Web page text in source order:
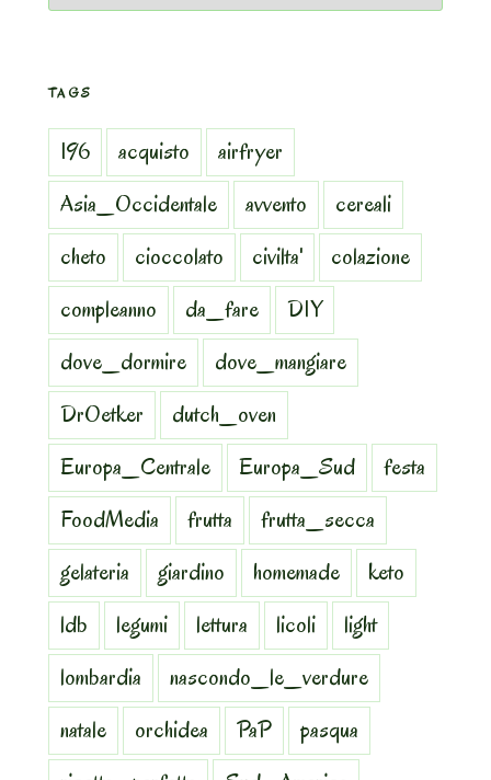
TAGS
196 acquisto
airfryer
Asia_Occidentale
avvento
cereali
cheto
cioccolato civilta'
colazione
compleanno
da_fare
DIY
dove_dormire
dove_mangiare
DrOetker
dutch_oven
Europa_Centrale
Europa_Sud
festa
FoodMedia
frutta
frutta_secca
gelateria
giardino homemade
keto
ldb
legumi lettura licoli
light
lombardia
nascondo_le_verdure
natale
orchidea PaP
pasqua